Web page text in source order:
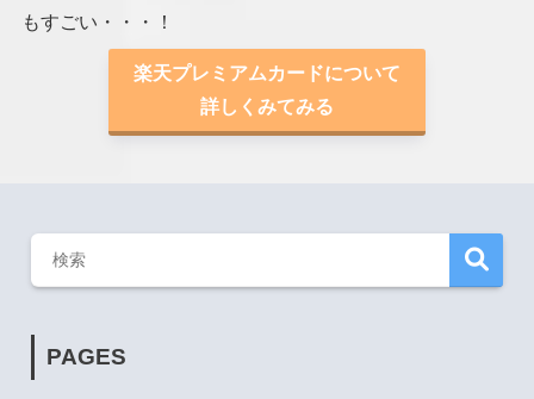
もすごい・・・！
楽天プレミアムカードについて
詳しくみてみる
PAGES